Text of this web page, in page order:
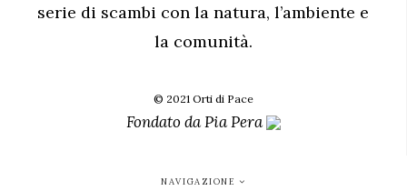
serie di scambi con la natura, l’ambiente e
la comunità.
© 2021 Orti di Pace
Fondato daPia Pera
NAVIGAZIONE